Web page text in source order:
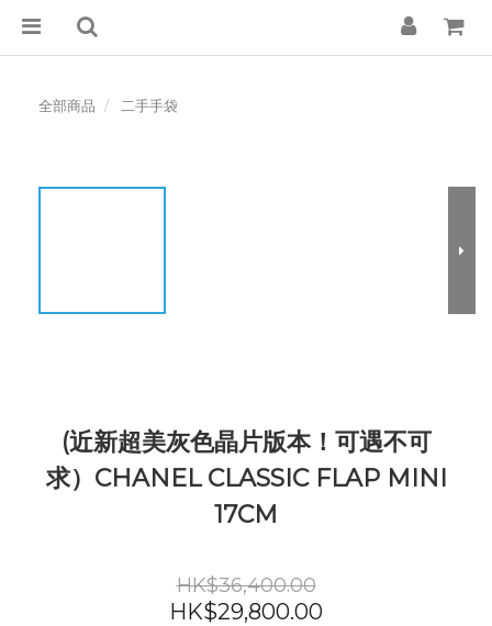
全部商品 二手手袋
(近新超美灰色晶片版本！可遇不可
求）CHANEL CLASSIC FLAP MINI
17CM
HK$36,400.00
HK$29,800.00